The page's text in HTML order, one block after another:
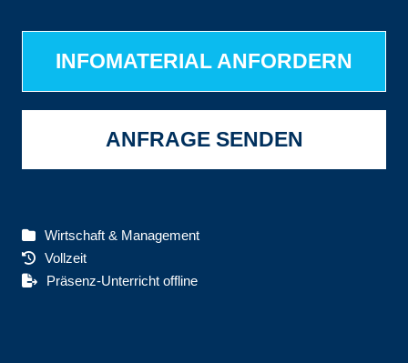
INFOMATERIAL ANFORDERN
ANFRAGE SENDEN
Wirtschaft & Management
Vollzeit
Präsenz-Unterricht offline